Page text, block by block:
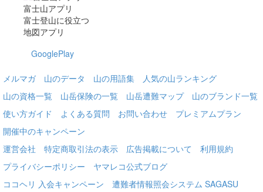
富士山アプリ
富士登山に役立つ
地図アプリ
GooglePlay
メルマガ 山のデータ 山の用語集
人気の山ランキング
山の資格一覧
山岳保険の一覧 山岳遭難マップ
山のブランド一覧
使い方ガイド
よくある質問 お問い合わせ
プレミアムプラン
開催中のキャンペーン
運営会社
特定商取引法の表示 広告掲載について
利用規約
プライバシーポリシー
ヤマレコ公式ブログ
ココヘリ 入会キャンペーン
遭難者情報照会システム SAGASU